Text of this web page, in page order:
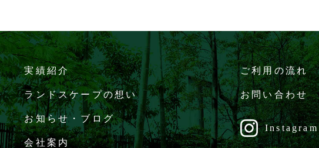
実績紹介
ランドスケープの想い
お知らせ・ブログ
会社案内
ご利用の流れ
お問い合わせ
Instagram